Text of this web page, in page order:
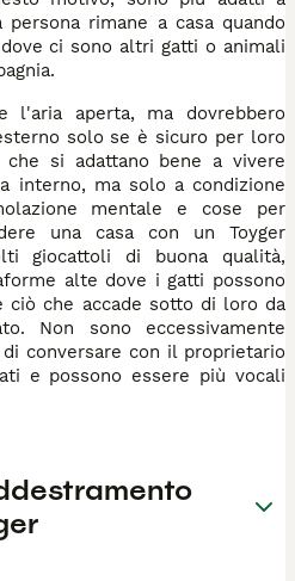
rimane a casa quando
ci sono altri gatti o animali
l'aria aperta, ma dovrebbero
solo se è sicuro per loro
si adattano bene a vivere
interno, ma solo a condizione
mentale e cose per
una casa con un Toyger
giocattoli di buona qualità,
alte dove i gatti possono
ciò che accade sotto di loro da
Non sono eccessivamente
conversare con il proprietario
e possono essere più vocali